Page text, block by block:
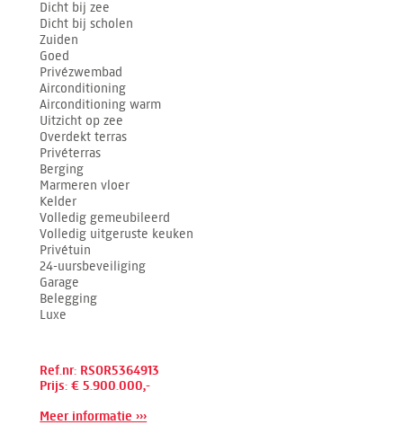
Dicht bij zee
Dicht bij scholen
Zuiden
Goed
Privézwembad
Airconditioning
Airconditioning warm
Uitzicht op zee
Overdekt terras
Privéterras
Berging
Marmeren vloer
Kelder
Volledig gemeubileerd
Volledig uitgeruste keuken
Privétuin
24-uursbeveiliging
Garage
Belegging
Luxe
Ref.nr: RSOR5364913
Prijs: € 5.900.000,-
Meer informatie ›››